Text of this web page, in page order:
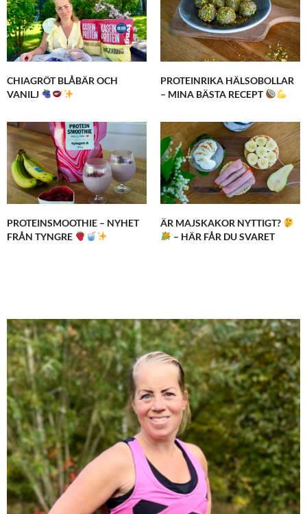
CHIAGRÖT BLÅBÄR OCH
VANILJ
PROTEINRIKA HÄLSOBOLLAR
– MINA BÄSTA RECEPT
PROTEINSMOOTHIE – NYHET
FRÅN TYNGRE
ÄR MAJSKAKOR NYTTIGT?
– HÄR FÅR DU SVARET